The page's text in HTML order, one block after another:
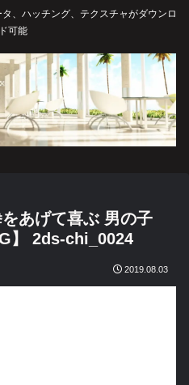
、ハッチング、テクスチャがダウンロ
可能
をあげて喜ぶ 男の子
】 2ds-chi_0024
2019.08.03